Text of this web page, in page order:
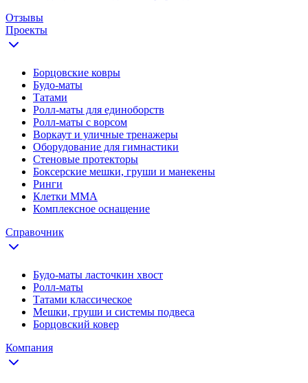
Отзывы
Проекты
Борцовские ковры
Будо-маты
Татами
Ролл-маты для единоборств
Ролл-маты с ворсом
Воркаут и уличные тренажеры
Оборудование для гимнастики
Стеновые протекторы
Боксерские мешки, груши и манекены
Ринги
Клетки ММА
Комплексное оснащение
Справочник
Будо-маты ласточкин хвост
Ролл-маты
Татами классическое
Мешки, груши и системы подвеса
Борцовский ковер
Компания